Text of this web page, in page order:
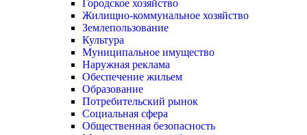
Городское хозяйство
Жилищно-коммунальное хозяйство
Землепользование
Культура
Муниципальное имущество
Наружная реклама
Обеспечение жильем
Образование
Потребительский рынок
Социальная сфера
Общественная безопасность